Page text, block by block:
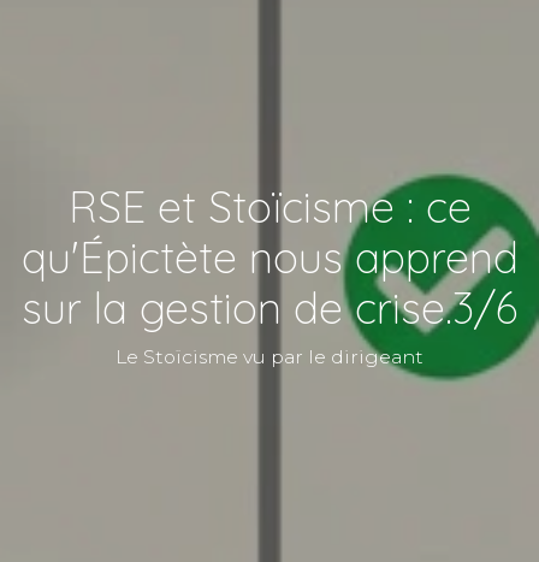
RSE et Stoïcisme : ce
qu'Épictète nous apprend
sur la gestion de crise.3/6
Le Stoïcisme vu par le dirigeant